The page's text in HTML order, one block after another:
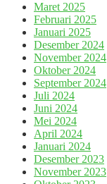
Maret 2025
Februari 2025
Januari 2025
Desember 2024
November 2024
Oktober 2024
September 2024
Juli 2024
Juni 2024
Mei 2024
April 2024
Januari 2024
Desember 2023
November 2023